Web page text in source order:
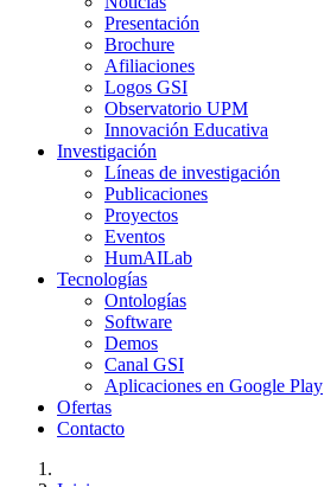
Presentación
Brochure
Afiliaciones
Logos GSI
Observatorio UPM
Innovación Educativa
Investigación
Líneas de investigación
Publicaciones
Proyectos
Eventos
HumAILab
Tecnologías
Ontologías
Software
Demos
Canal GSI
Aplicaciones en Google Play
Ofertas
Contacto